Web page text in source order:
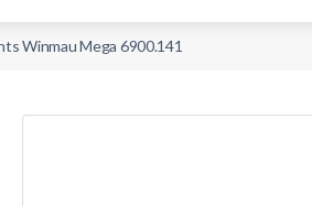
Winmau Mega 6900.141
image